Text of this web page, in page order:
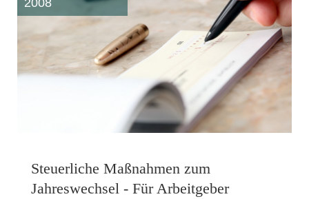
Steuerliche Maßnahmen zum
Jahreswechsel - Für Arbeitgeber